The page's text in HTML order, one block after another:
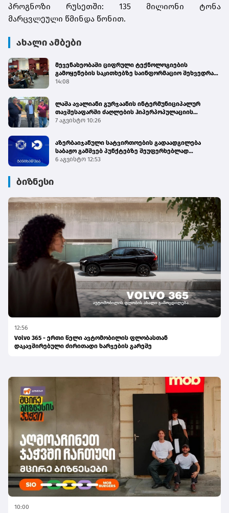
პროგნოზი რუსეთში: 135 მილიონი ტონა
მარცვლეული წმინდა წონით.
ახალი ამბები
მევენახეობაში ციფრული ტექნოლოგიების
გამოყენების საკითხებზე საინფორმაციო შეხვედრა
გაიმართა
14:08
ლაშა ავალიანი გურჯაანის ინტერმუნიციპალურ
თავშესაფარში ძაღლების ჰიპერპოპულაციის
მართვის პროგრამის მიმდინარეობას გაეცნო
7 აგვისტო 10:26
აზერბაიჯანული სატვირთოების გადაადგილება
საბაჟო გამშვებ პუნქტებზე შეუფერხებლად
მიმდინარეობს - შემოსავლების სამსახური
6 აგვისტო 12:53
ბიზნესი
12:56
Volvo 365 - ერთი წელი ავტომობილის ფლობასთან
დაკავშირებული ძირითადი ხარჯების გარეშე
10:00